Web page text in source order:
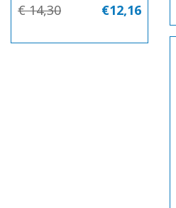
€ 14,30 €12,16